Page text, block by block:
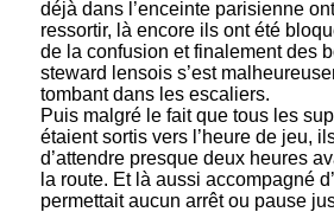
déjà dans l’enceinte parisienne
ressortir, là encore ils ont été
de la confusion et finalement des
steward lensois s’est
tombant dans les escaliers.
Puis malgré le fait que tous les
étaient sortis vers l’heure de jeu,
d’attendre presque deux heures
la route. Et là aussi accompagné
permettait aucun arrêt ou pause